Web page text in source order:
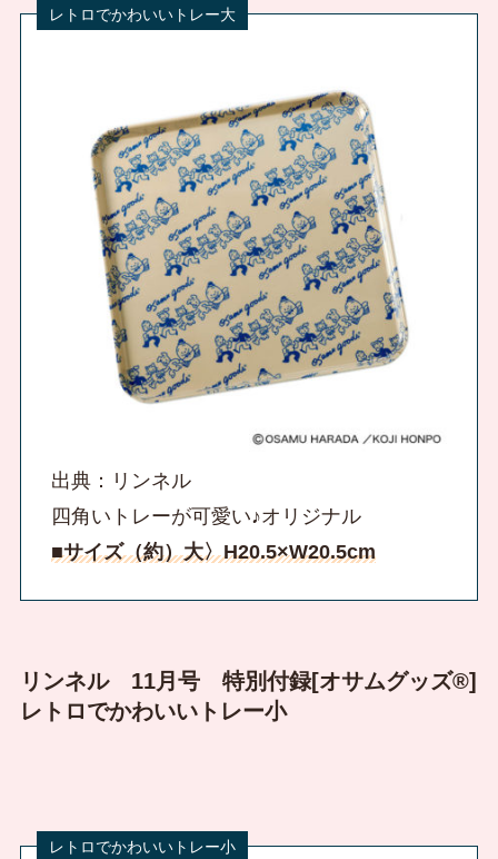
出典：リンネル
四角いトレーが可愛い♪オリジナル
■サイズ（約）大〉H20.5×W20.5cm
リンネル 11月号 特別付録[オサムグッズ®]
レトロでかわいいトレー小